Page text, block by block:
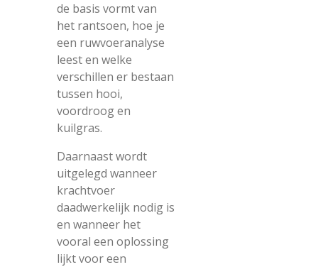
de basis vormt van
het rantsoen, hoe je
een ruwvoeranalyse
leest en welke
verschillen er bestaan
tussen hooi,
voordroog en
kuilgras.
Daarnaast wordt
uitgelegd wanneer
krachtvoer
daadwerkelijk nodig is
en wanneer het
vooral een oplossing
lijkt voor een